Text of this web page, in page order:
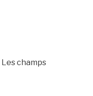
Les champs